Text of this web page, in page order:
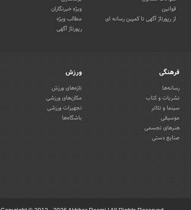
قوانین
از رپورتاژ آگهی تا کمپین رسانه ای
ویژه خبرنگاران
مطالب ویژه
رپورتاژ آگهی
فرهنگی
رسانه‌ها
نشریات و کتاب
سینما و تئاتر
موسیقی
هنرهای تجسمی
صنایع دستی
ورزش
تازه‌های ورزش
مکان‌های ورزشی
تجهیزات ورزشی
باشگاه‌ها